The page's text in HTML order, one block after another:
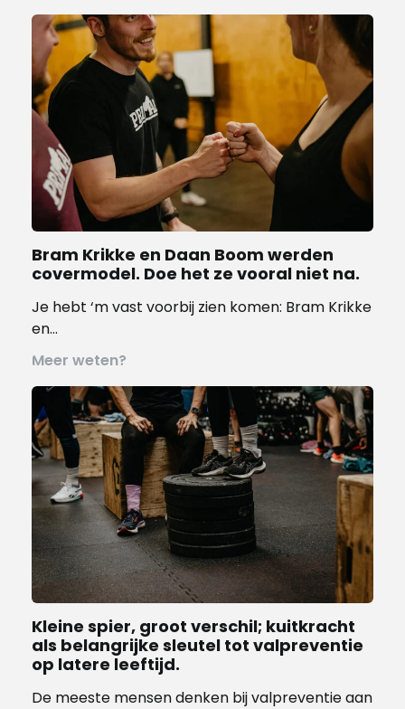
Bram Krikke en Daan Boom werden
covermodel. Doe het ze vooral niet na.
Je hebt ‘m vast voorbij zien komen: Bram Krikke
en…
Meer weten?
Kleine spier, groot verschil; kuitkracht
als belangrijke sleutel tot valpreventie
op latere leeftijd.
De meeste mensen denken bij valpreventie aan